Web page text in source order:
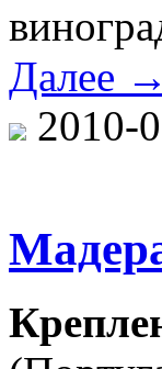
Далее →
2010-